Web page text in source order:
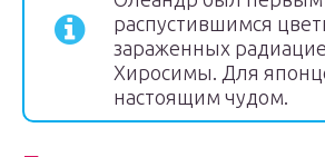
распустившимся
зараженных
Хиросимы. Для
настоящим чудом.